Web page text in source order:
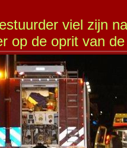
viel zijn
op de oprit van